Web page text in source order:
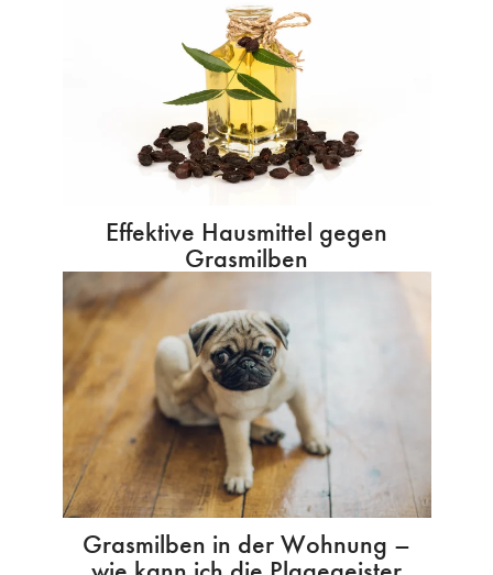
Effektive Hausmittel gegen
Grasmilben
Grasmilben in der Wohnung –